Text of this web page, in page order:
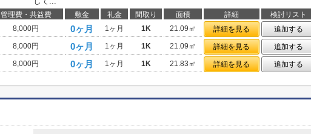
管理費・共益費 敷金 礼金 間取り 面積 詳細
検討リスト
8,000円 0ヶ月 1ヶ月 1K 21.09㎡ 詳細を見る
追加する
8,000円 0ヶ月 1ヶ月 1K 21.09㎡ 詳細を見る
追加する
8,000円 0ヶ月 1ヶ月 1K 21.83㎡ 詳細を見る 追加する